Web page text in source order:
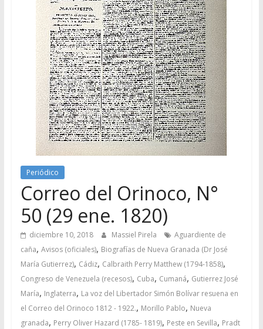
Periódico
Correo del Orinoco, N°
50 (29 ene. 1820)
diciembre 10, 2018 Massiel Pirela
Aguardiente de
caña, Avisos (oficiales), Biografías de Nueva Granada (Dr José
María Gutierrez), Cádiz, Calbraith Perry Matthew (1794-1858),
Congreso de Venezuela (recesos), Cuba, Cumaná, Gutierrez José
María, Inglaterra, La voz del Libertador Simón Bolívar resuena en
el Correo del Orinoco 1812 - 1922., Morillo Pablo, Nueva
granada, Perry Oliver Hazard (1785- 1819), Peste en Sevilla, Pradt